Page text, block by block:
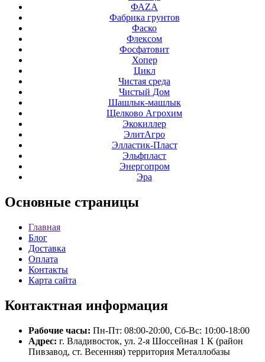
ФАZА
Фабрика грунтов
Фаско
Флексом
Фосфатовит
Хопер
Цикл
Чистая среда
Чистый Дом
Шашлык-машлык
Щелково Агрохим
Экокиллер
ЭлитАгро
Элластик-Пласт
Эльфпласт
Энергопром
Эра
Основные страницы
Главная
Блог
Доставка
Оплата
Контакты
Карта сайта
Контактная информация
Рабочие часы: Пн-Пт: 08:00-20:00, Сб-Вс: 10:00-18:00
Адрес: г. Владивосток, ул. 2-я Шоссейная 1 К (район
Пивзавод, ст. Весенняя) территория Металлобазы